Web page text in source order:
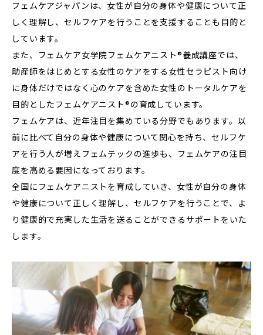
フェムケアジャパンは、⼥性が⾃分の身体や健康について正
しく理解し、セルフケアを⾏うことを⽀援することも⽬的と
しています。
また、フェムケア⼥学院フェムケアニスト®養成講座では、
助産師をはじめとする⼥性のケアをする⼥性セラピスト向け
に身体だけではなく⼼のケアを含めた⼥性のトータルケアを
⽬的としたフェムケアニスト®の育成しています。
フェムケアは、近年注⽬を集めている分野でもあります。以
前に⽐べて⾃分の身体や健康について関⼼を持ち、セルフケ
アを⾏う⼈が増えフェムテックの進歩も、フェムケアの注⽬
度を⾼める要因になっております。
全国にフェムケアニストを育成していき、⼥性が⾃分の身体
や健康について正しく理解し、セルフケアを⾏うことで、よ
り健康的で充実した⽣活を送ることができるサポートをいた
します。